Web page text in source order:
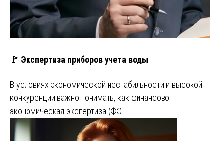
🚩 Экспертиза приборов учета воды
В условиях экономической нестабильности и высокой
конкуренции важно понимать, как финансово-
экономическая экспертиза (ФЭ…